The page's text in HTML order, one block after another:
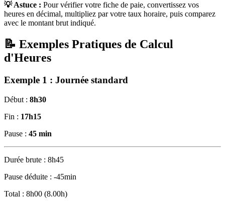
💡 Astuce : Pour vérifier votre fiche de paie, convertissez vos
heures en décimal, multipliez par votre taux horaire, puis comparez
avec le montant brut indiqué.
📝 Exemples Pratiques de Calcul
d'Heures
Exemple 1 : Journée standard
Début : 8h30
Fin : 17h15
Pause : 45 min
Durée brute : 8h45
Pause déduite : -45min
Total : 8h00 (8.00h)